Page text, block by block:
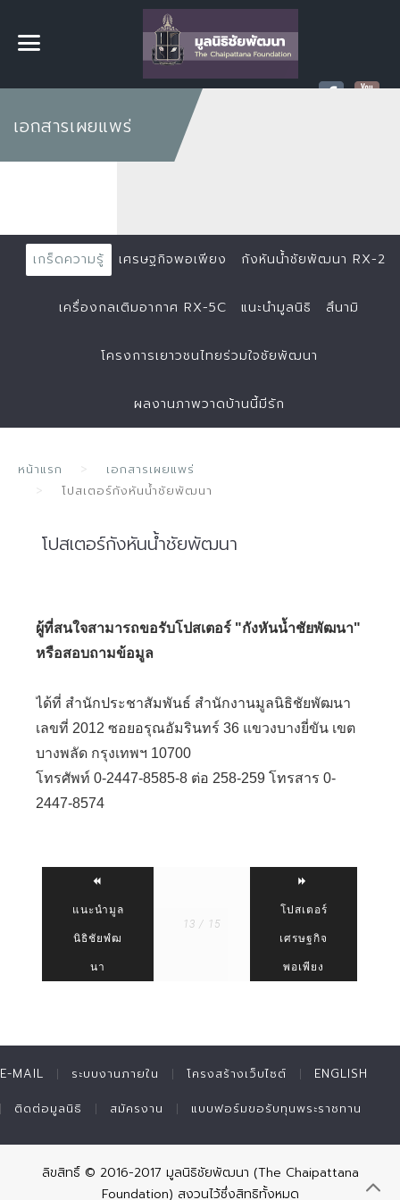
เอกสารเผยแพร่
เกร็ดความรู้ เศรษฐกิจพอเพียง กังหันน้ำชัยพัฒนา RX-2
เครื่องกลเติมอากาศ RX-5C แนะนำมูลนิธิ สึนามิ
โครงการเยาวชนไทยร่วมใจชัยพัฒนา
ผลงานภาพวาดบ้านนี้มีรัก
หน้าแรก
เอกสารเผยแพร่
โปสเตอร์กังหันน้ำชัยพัฒนา
โปสเตอร์กังหันน้ำชัยพัฒนา
ผู้ที่สนใจสามารถขอรับโปสเตอร์ "กังหันน้ำชัยพัฒนา"
หรือสอบถามข้อมูล
ได้ที่ สำนักประชาสัมพันธ์ สำนักงานมูลนิธิชัยพัฒนา
เลขที่ 2012 ซอยอรุณอัมรินทร์ 36 แขวงบางยี่ขัน เขต
บางพลัด กรุงเทพฯ 10700
โทรศัพท์ 0-2447-8585-8 ต่อ 258-259 โทรสาร 0-
2447-8574
แนะนำมูล
นิธิชัยพํฒ
นา
13 / 15
โปสเตอร์
เศรษฐกิจ
พอเพียง
E-MAIL ระบบงานภายใน โครงสร้างเว็บไซต์ ENGLISH
ติดต่อมูลนิธิ สมัครงาน แบบฟอร์มขอรับทุนพระราชทาน
ลิขสิทธิ์ © 2016-2017 มูลนิธิชัยพัฒนา (The Chaipattana
Foundation) สงวนไว้ซึ่งสิทธิทั้งหมด